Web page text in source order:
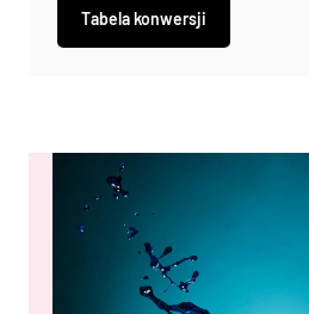
Tabela konwersji